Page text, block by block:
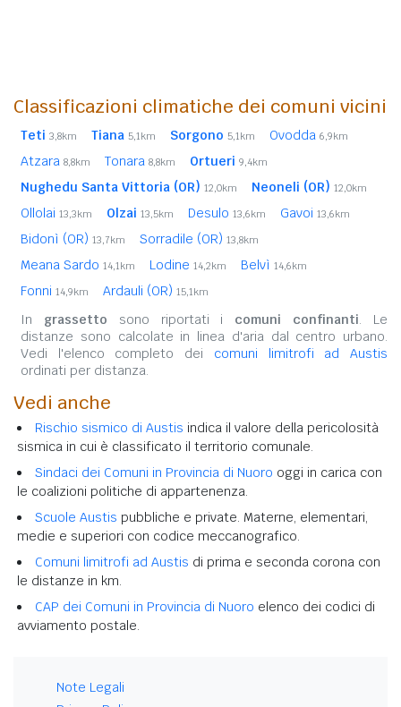
Classificazioni climatiche dei comuni vicini
Teti 3,8km Tiana 5,1km Sorgono 5,1km Ovodda 6,9km
Atzara 8,8km Tonara 8,8km Ortueri 9,4km
Nughedu Santa Vittoria (OR) 12,0km Neoneli (OR) 12,0km
Ollolai 13,3km Olzai 13,5km Desulo 13,6km Gavoi 13,6km
Bidonì (OR) 13,7km Sorradile (OR) 13,8km
Meana Sardo 14,1km Lodine 14,2km Belvì 14,6km
Fonni 14,9km Ardauli (OR) 15,1km
In grassetto sono riportati i comuni confinanti. Le
distanze sono calcolate in linea d'aria dal centro urbano.
Vedi l'elenco completo dei comuni limitrofi ad Austis
ordinati per distanza.
Vedi anche
Rischio sismico di Austis indica il valore della pericolosità
sismica in cui è classificato il territorio comunale.
Sindaci dei Comuni in Provincia di Nuoro oggi in carica con
le coalizioni politiche di appartenenza.
Scuole Austis pubbliche e private. Materne, elementari,
medie e superiori con codice meccanografico.
Comuni limitrofi ad Austis di prima e seconda corona con
le distanze in km.
CAP dei Comuni in Provincia di Nuoro elenco dei codici di
avviamento postale.
Note Legali